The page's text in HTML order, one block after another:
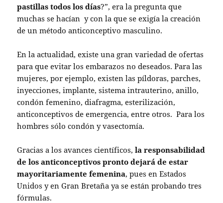
pastillas todos los días?”, era la pregunta que
muchas se hacían y con la que se exigía la creación
de un método anticonceptivo masculino.
En la actualidad, existe una gran variedad de ofertas
para que evitar los embarazos no deseados. Para las
mujeres, por ejemplo, existen las píldoras, parches,
inyecciones, implante, sistema intrauterino, anillo,
condón femenino, diafragma, esterilización,
anticonceptivos de emergencia, entre otros. Para los
hombres sólo condón y vasectomía.
Gracias a los avances científicos,la responsabilidad
de los anticonceptivos pronto dejará de estar
mayoritariamente femenina, pues en Estados
Unidos y en Gran Bretaña ya se están probando tres
fórmulas.